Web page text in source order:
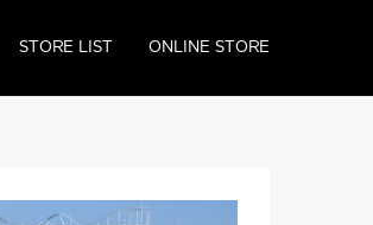
STORE LIST ONLINE STORE